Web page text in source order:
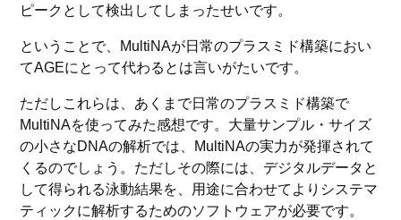
ピークとして検出してしまったせいです。
ということで、MultiNAが日常のプラスミド構築におい
てAGEにとって代わるとは言いがたいです。
ただしこれらは、あくまで日常のプラスミド構築で
MultiNAを使ってみた感想です。大量サンプル・サイズ
の小さなDNAの解析では、MultiNAの実力が発揮されて
くるのでしょう。ただしその際には、デジタルデータと
して得られる泳動結果を、用途に合わせてよりシステマ
ティックに解析するためのソフトウェアが必要です。